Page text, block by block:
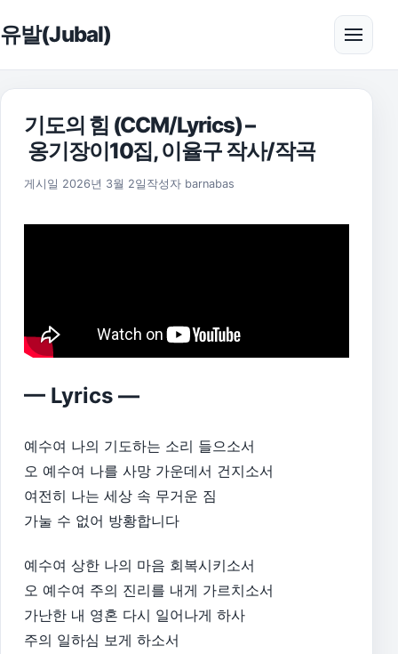
유발(Jubal) 메뉴
기도의 힘 (CCM/Lyrics) –
옹기장이10집, 이율구 작사/작곡
게시일 2026년 3월 2일 작성자 barnabas
— Lyrics —
예수여 나의 기도하는 소리 들으소서
오 예수여 나를 사망 가운데서 건지소서
여전히 나는 세상 속 무거운 짐
가눌 수 없어 방황합니다
예수여 상한 나의 마음 회복시키소서
오 예수여 주의 진리를 내게 가르치소서
가난한 내 영혼 다시 일어나게 하사
주의 일하심 보게 하소서